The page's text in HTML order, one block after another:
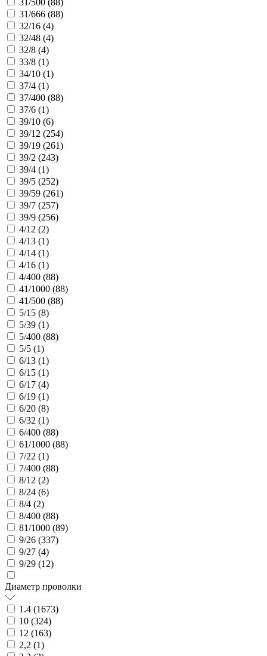
31/666 (88)
32/16 (4)
32/48 (4)
32/8 (4)
33/8 (1)
34/10 (1)
37/4 (1)
37/400 (88)
37/6 (1)
39/10 (6)
39/12 (254)
39/19 (261)
39/2 (243)
39/4 (1)
39/5 (252)
39/59 (261)
39/7 (257)
39/9 (256)
4/12 (2)
4/13 (1)
4/14 (1)
4/16 (1)
4/400 (88)
41/1000 (88)
41/500 (88)
5/15 (8)
5/39 (1)
5/400 (88)
5/5 (1)
6/13 (1)
6/15 (1)
6/17 (4)
6/19 (1)
6/20 (8)
6/32 (1)
6/400 (88)
61/1000 (88)
7/22 (1)
7/400 (88)
8/12 (2)
8/24 (6)
8/4 (2)
8/400 (88)
81/1000 (89)
9/26 (337)
9/27 (4)
9/29 (12)
Диаметр проволки
1.4 (1673)
10 (324)
12 (163)
2,2 (1)